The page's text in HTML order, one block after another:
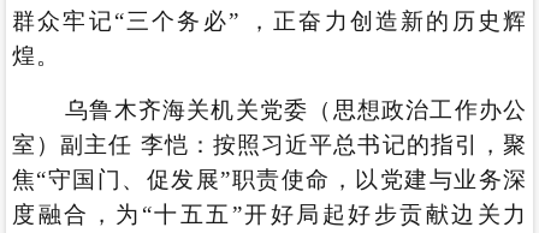
群众牢记“三个务必” ，正奋力创造新的历史辉
煌。
乌鲁木齐海关机关党委（思想政治工作办公
室）副主任 李恺：按照习近平总书记的指引，聚
焦“守国门、促发展”职责使命，以党建与业务深
度融合，为“十五五”开好局起好步贡献边关力